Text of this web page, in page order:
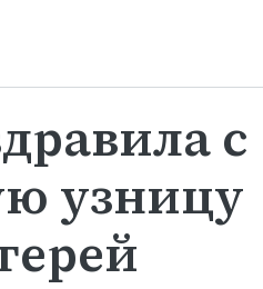
с
узницу